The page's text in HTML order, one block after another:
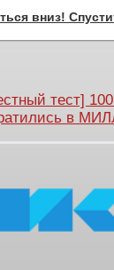
вниз!
тест]
в